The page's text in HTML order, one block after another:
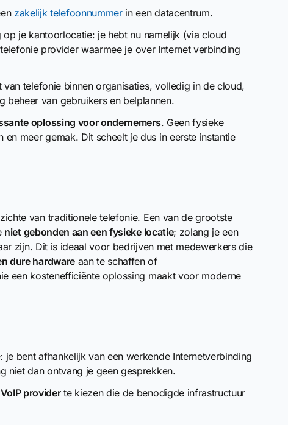
zakelijk telefoonnummerin een datacentrum.
je kantoorlocatie: je hebt nu namelijk (via cloud
provider waarmee je over Internet verbinding
telefonie binnen organisaties, volledig in de cloud,
van gebruikers en belplannen.
oplossing voor ondernemers. Geen fysieke
meer gemak. Dit scheelt je dus in eerste instantie
van traditionele telefonie. Een van de grootste
niet gebonden aan een fysieke locatie; zolang je een
zijn. Dit is ideaal voor bedrijven met medewerkers die
dure hardwareaan te schaffen of
een kostenefficiënte oplossing maakt voor moderne
bent afhankelijk van een werkende Internetverbinding
niet dan ontvang je geen gesprekken.
providerte kiezen die de benodigde infrastructuur